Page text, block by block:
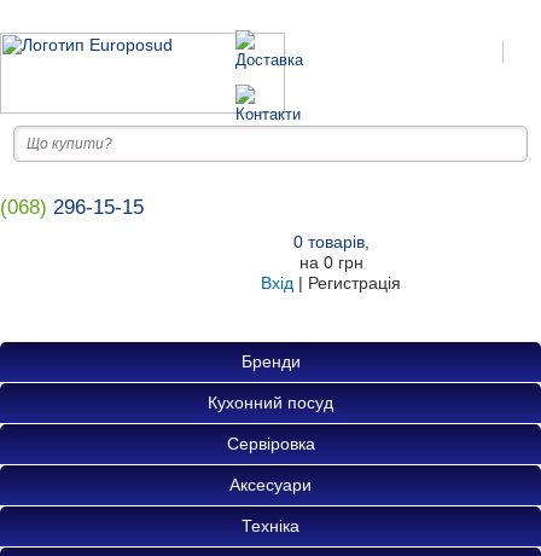
(068) 296-15-15
0товарів,
на 0 грн
Вхід | Регистрація
Бренди
Кухонний посуд
Сервіровка
Аксесуари
Техніка